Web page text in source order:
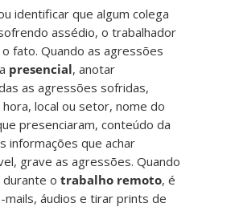
identificar que algum colega
assédio, o trabalhador
o fato. Quando as agressões
presencial, anotar
as agressões sofridas,
local ou setor, nome do
presenciaram, conteúdo da
informações que achar
grave as agressões. Quando
durante otrabalho remoto, é
áudios e tirar prints de